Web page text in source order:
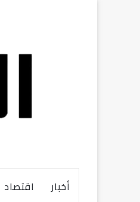
أخبار اقتصاد